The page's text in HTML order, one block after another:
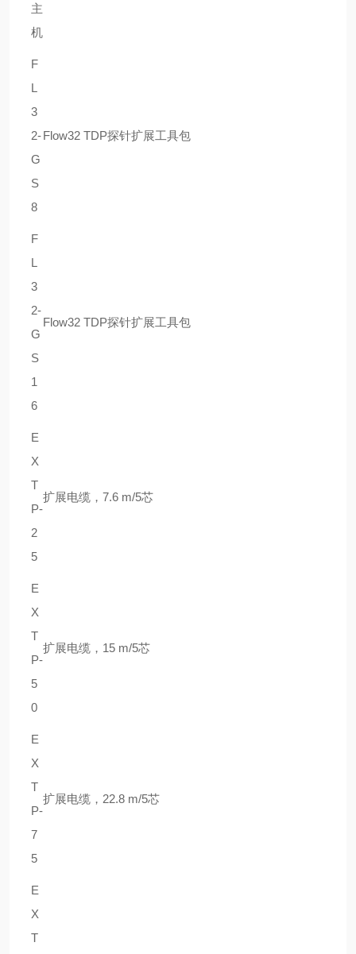
主
机
F
L
3
2-
G
S
8
Flow32 TDP探针扩展工具包
F
L
3
2-
G
S
1
6
Flow32 TDP探针扩展工具包
E
X
T
P-
2
5
扩展电缆，7.6 m/5芯
E
X
T
P-
5
0
扩展电缆，15 m/5芯
E
X
T
P-
7
5
扩展电缆，22.8 m/5芯
E
X
T